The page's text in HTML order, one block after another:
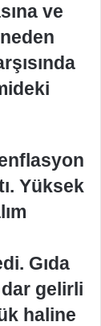
ve
Yüksek
Gıda
gelirli
haline